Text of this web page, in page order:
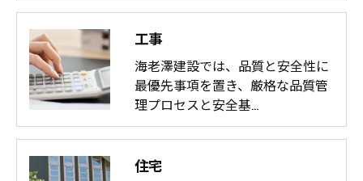
工事
海老澤建設では、品質と安全性に
最優先事項を置き、厳格な品質管
理プロセスと安全基…
住宅